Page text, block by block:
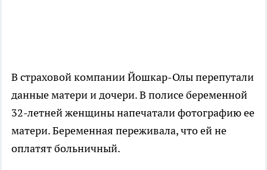
В страховой компании Йошкар-Олы перепутали
данные матери и дочери. В полисе беременной
32-летней женщины напечатали фотографию ее
матери. Беременная переживала, что ей не
оплатят больничный.